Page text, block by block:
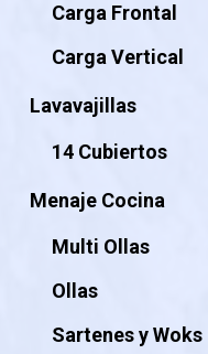
Carga Frontal
Carga Vertical
Lavavajillas
14 Cubiertos
Menaje Cocina
Multi Ollas
Ollas
Sartenes y Woks